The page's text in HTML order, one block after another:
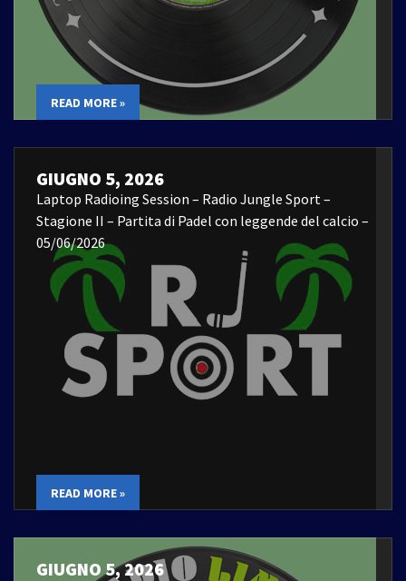
READ MORE »
GIUGNO 5, 2026
Laptop Radioing Session – Radio Jungle Sport –
Stagione II – Partita di Padel con leggende del calcio –
05/06/2026
READ MORE »
GIUGNO 5, 2026